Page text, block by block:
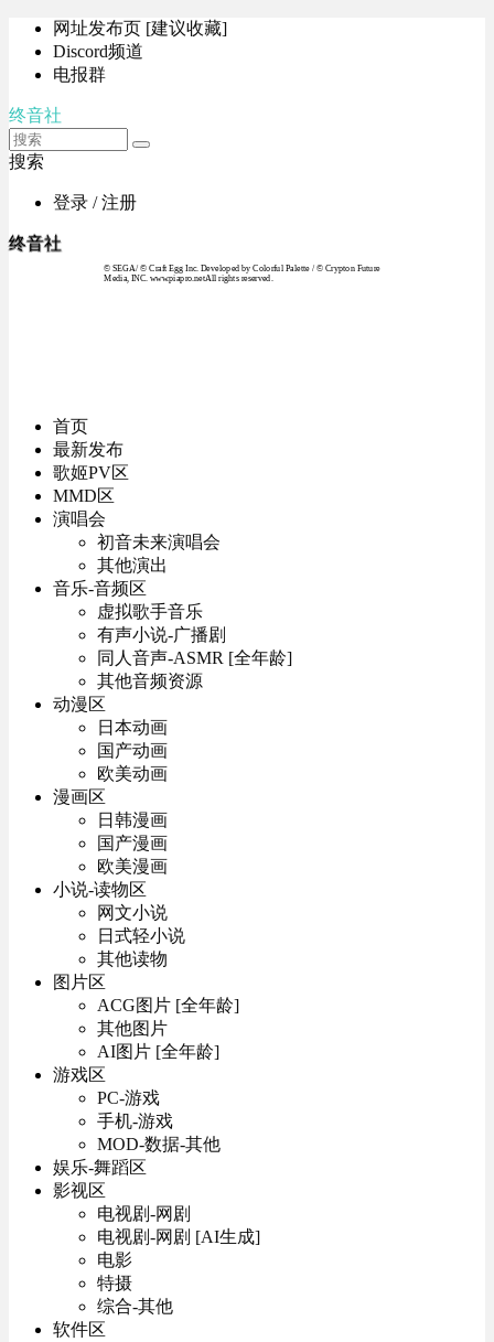
网址发布页 [建议收藏]
Discord频道
电报群
终音社
搜索
登录 / 注册
终音社
© SEGA / © Craft Egg Inc. Developed by Colorful Palette / © Crypton Future
Media, INC. www.piapro.netAll rights reserved.
首页
最新发布
歌姬PV区
MMD区
演唱会
初音未来演唱会
其他演出
音乐-音频区
虚拟歌手音乐
有声小说-广播剧
同人音声-ASMR [全年龄]
其他音频资源
动漫区
日本动画
国产动画
欧美动画
漫画区
日韩漫画
国产漫画
欧美漫画
小说-读物区
网文小说
日式轻小说
其他读物
图片区
ACG图片 [全年龄]
其他图片
AI图片 [全年龄]
游戏区
PC-游戏
手机-游戏
MOD-数据-其他
娱乐-舞蹈区
影视区
电视剧-网剧
电视剧-网剧 [AI生成]
电影
特摄
综合-其他
软件区